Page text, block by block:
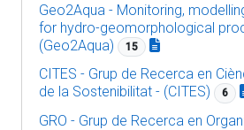
Geo2Aqua - Monitoring,
for hydro-geomorphological
(Geo2Aqua)
15
CITES - Grup de Recerca en
de la Sostenibilitat - (CITES)
6
GRO - Grup de Recerca en